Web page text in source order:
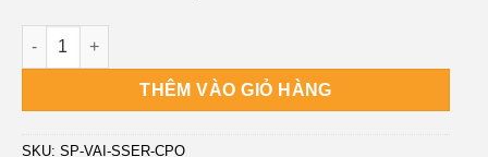
Màn hình Laptop VAIO S Series VPC-SD1, VPC-SD2 | Thay
THÊM VÀO GIỎ HÀNG
SKU: SP-VAI-SSER-CPO